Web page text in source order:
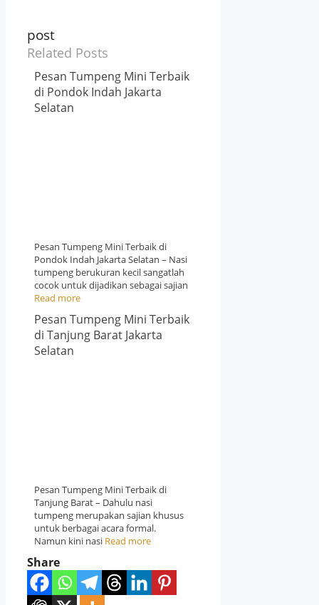
post
Related Posts
Pesan Tumpeng Mini Terbaik
di Pondok Indah Jakarta
Selatan
Pesan Tumpeng Mini Terbaik di
Pondok Indah Jakarta Selatan – Nasi
tumpeng berukuran kecil sangatlah
cocok untuk dijadikan sebagai sajian
Read more
Pesan Tumpeng Mini Terbaik
di Tanjung Barat Jakarta
Selatan
Pesan Tumpeng Mini Terbaik di
Tanjung Barat – Dahulu nasi
tumpeng merupakan sajian khusus
untuk berbagai acara formal.
Namun kini nasi Read more
Share